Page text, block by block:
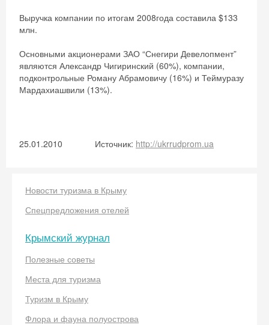
Выручка компании по итогам 2008года составила $133
млн.
Основными акционерами ЗАО “Снегири Девелопмент”
являются Александр Чигиринский (60%), компании,
подконтрольные Роману Абрамовичу (16%) и Теймуразу
Мардахиашвили (13%).
25.01.2010 Источник: http://ukrrudprom.ua
Новости туризма в Крыму
Спецпредложения отелей
Крымский журнал
Полезные советы
Места для туризма
Туризм в Крыму
Флора и фауна полуострова
Скидка −5%